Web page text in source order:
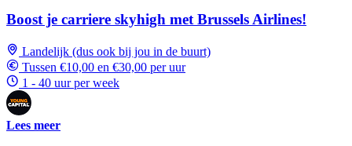
Boost je carriere skyhigh met Brussels Airlines!
Landelijk (dus ook bij jou in de buurt)
Tussen €10,00 en €30,00 per uur
1 - 40 uur per week
Lees meer